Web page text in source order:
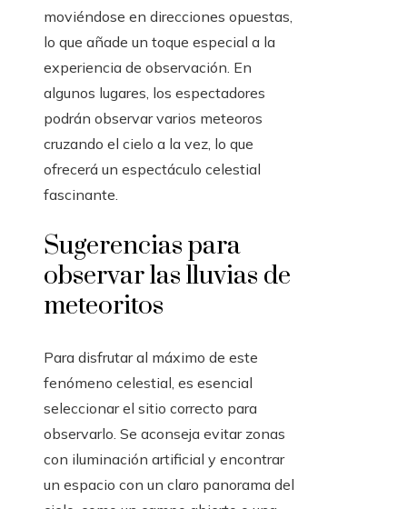
moviéndose en direcciones opuestas,
lo que añade un toque especial a la
experiencia de observación. En
algunos lugares, los espectadores
podrán observar varios meteoros
cruzando el cielo a la vez, lo que
ofrecerá un espectáculo celestial
fascinante.
Sugerencias para
observar las lluvias de
meteoritos
Para disfrutar al máximo de este
fenómeno celestial, es esencial
seleccionar el sitio correcto para
observarlo. Se aconseja evitar zonas
con iluminación artificial y encontrar
un espacio con un claro panorama del